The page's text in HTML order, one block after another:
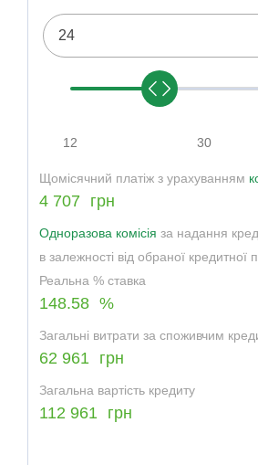
24
12 30
Щомісячний платіж з урахуванням
4 707 грн
Одноразова комісія за надання
в залежності від обраної кредитної
Реальна % ставка
148.58 %
Загальні витрати за споживчим
62 961 грн
Загальна вартість кредиту
112 961 грн